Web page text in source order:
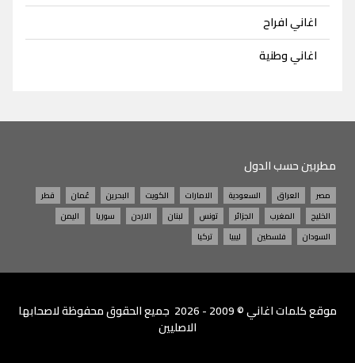
اغاني افراح
اغاني وطنية
مطربين حسب الدول
مصر العراق السعودية الامارات الكويت البحرين عُمان
قطر
الخليج
المغرب الجزائر تونس لبنان الاردن سوريا
اليمن
السودان
فلسطين ليبيا تركيا
موقعكلمات اغاني
© 2009 - 2026 جميع الحقوق محفوظة لاصحابها
الاصليين